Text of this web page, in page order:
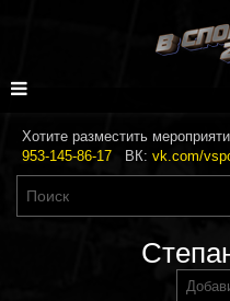
Хотите разместить
953-145-86-17 ВК: vk.com/